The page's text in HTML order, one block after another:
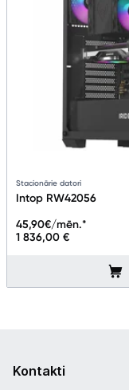
Stacionārie datori
Intop RW42056
1 836,00 €
45,90€/mēn.*
Kontakti